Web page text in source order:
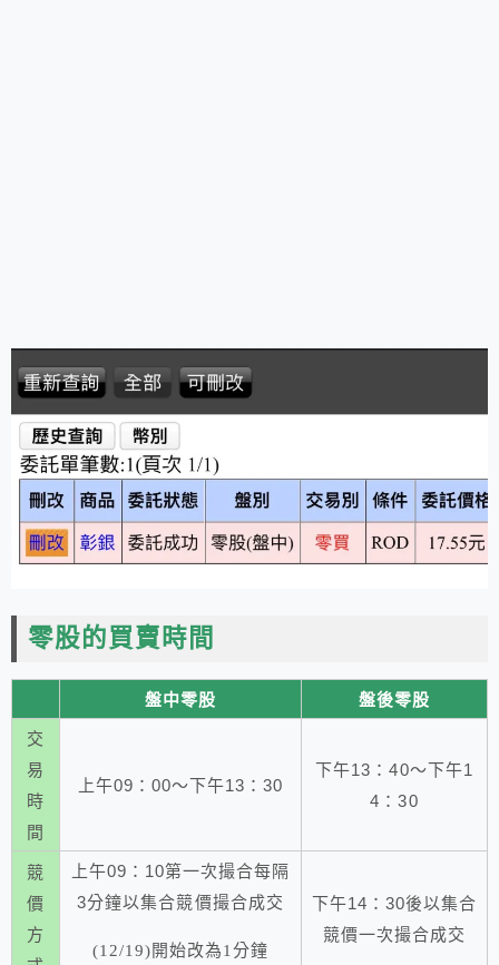
零股的買賣時間
盤中零股 盤後零股
交
易
時
間
上午09：00～下午13：30
下午13：40～下午1
4：30
競
價
方
上午09：10第一次撮合每隔
3分鐘以集合競價撮合成交
(12/19)開始改為1分鐘
下午14：30後以集合
競價一次撮合成交